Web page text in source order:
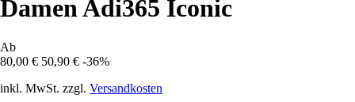
Damen Adi365 Iconic
Ab
80,00 € 50,90 € -36%
inkl. MwSt. zzgl. Versandkosten